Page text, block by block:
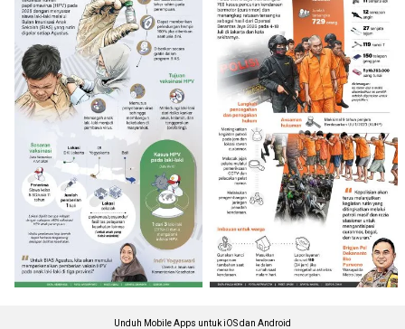
Unduh Mobile Apps untuk iOS dan Android